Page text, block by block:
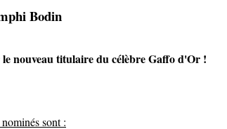
Bodin
nouveau titulaire du célèbre Gaffo d'Or !
sont :